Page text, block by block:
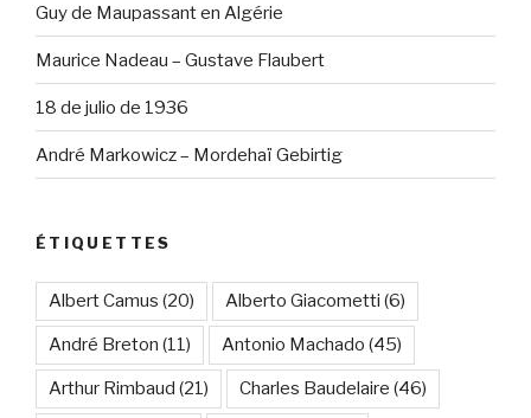
Guy de Maupassant en Algérie
Maurice Nadeau – Gustave Flaubert
18 de julio de 1936
André Markowicz – Mordehaï Gebirtig
ÉTIQUETTES
Albert Camus (20) Alberto Giacometti (6)
André Breton (11) Antonio Machado (45)
Arthur Rimbaud (21) Charles Baudelaire (46)